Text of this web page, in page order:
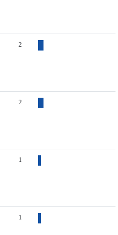
2
2
1
1